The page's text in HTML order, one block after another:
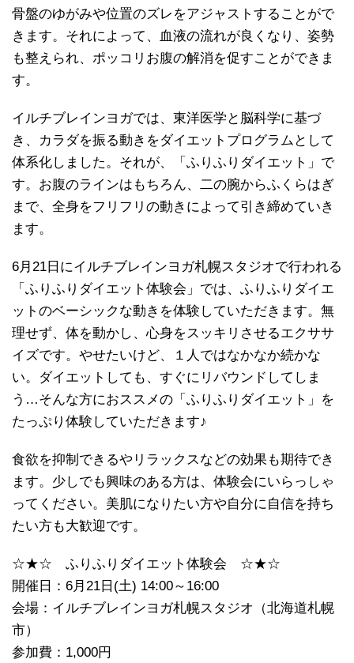
骨盤のゆがみや位置のズレをアジャストすることがで
きます。それによって、血液の流れが良くなり、姿勢
も整えられ、ポッコリお腹の解消を促すことができま
す。
イルチブレインヨガでは、東洋医学と脳科学に基づ
き、カラダを振る動きをダイエットプログラムとして
体系化しました。それが、「ふりふりダイエット」で
す。お腹のラインはもちろん、二の腕からふくらはぎ
まで、全身をフリフリの動きによって引き締めていき
ます。
6月21日にイルチブレインヨガ札幌スタジオで行われる
「ふりふりダイエット体験会」では、ふりふりダイエ
ットのベーシックな動きを体験していただきます。無
理せず、体を動かし、心身をスッキリさせるエクササ
イズです。やせたいけど、１人ではなかなか続かな
い。ダイエットしても、すぐにリバウンドしてしま
う…そんな方におススメの「ふりふりダイエット」を
たっぷり体験していただきます♪
食欲を抑制できるやリラックスなどの効果も期待でき
ます。少しでも興味のある方は、体験会にいらっしゃ
ってください。美肌になりたい方や自分に自信を持ち
たい方も大歓迎です。
☆★☆ ふりふりダイエット体験会 ☆★☆
開催日：6月21日(土) 14:00～16:00
会場：イルチブレインヨガ札幌スタジオ（北海道札幌
市）
参加費：1,000円